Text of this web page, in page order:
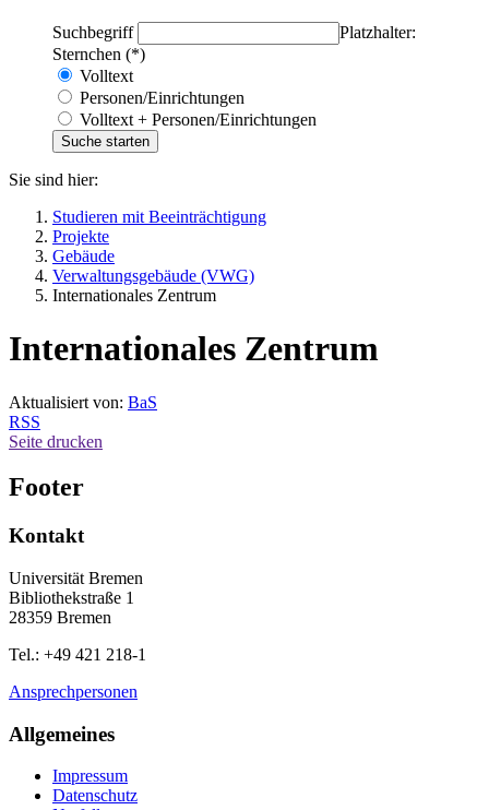
Suchbegriff
Platzhalter:
Sternchen (*)
Volltext
Personen/Einrichtungen
Volltext + Personen/Einrichtungen
Sie sind hier:
Studieren mit Beeinträchtigung
Projekte
Gebäude
Verwaltungsgebäude (VWG)
Internationales Zentrum
Internationales Zentrum
Aktualisiert von: BaS
RSS
Seite drucken
Footer
Kontakt
Universität Bremen
Bibliothekstraße 1
28359 Bremen
Tel.: +49 421 218-1
Ansprechpersonen
Allgemeines
Impressum
Datenschutz